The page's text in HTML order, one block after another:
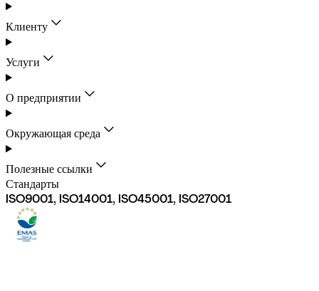
Клиенту
Услуги
О предприятии
Окружающая среда
Полезные ссылки
Стандарты
ISO9001, ISO14001, ISO45001, ISO27001